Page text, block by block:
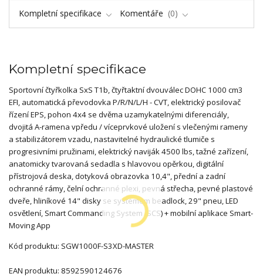
Kompletní specifikace Komentáře 0
Kompletní specifikace
Sportovní čtyřkolka SxS T1b, čtyřtaktní dvouválec DOHC 1000 cm3
EFI, automatická převodovka P/R/N/L/H - CVT, elektrický posilovač
řízení EPS, pohon 4x4 se dvěma uzamykatelnými diferenciály,
dvojitá A-ramena vpředu / víceprvkové uložení s vlečenými rameny
a stabilizátorem vzadu, nastavitelné hydraulické tlumiče s
progresivními pružinami, elektrický naviják 4500 lbs, tažné zařízení,
anatomicky tvarovaná sedadla s hlavovou opěrkou, digitální
přístrojová deska, dotyková obrazovka 10,4", přední a zadní
ochranné rámy, čelní ochranné plexi, pevná střecha, pevné plastové
dveře, hliníkové 14" disky se systémem beadlock, 29" pneu, LED
osvětlení, Smart Commanding System (SCS) + mobilní aplikace Smart-
Moving App
Kód produktu: SGW1000F-S3XD-MASTER
EAN produktu: 8592590124676